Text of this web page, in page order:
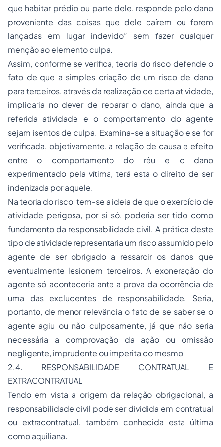
que habitar prédio ou parte dele, responde pelo dano
proveniente das coisas que dele caírem ou forem
lançadas em lugar indevido” sem fazer qualquer
menção ao elemento culpa.
Assim, conforme se verifica, teoria do risco defende o
fato de que a simples criação de um risco de dano
para terceiros, através da realização de certa atividade,
implicaria no dever de reparar o dano, ainda que a
referida atividade e o comportamento do agente
sejam isentos de culpa. Examina-se a situação e se for
verificada, objetivamente, a relação de causa e efeito
entre o comportamento do réu e o dano
experimentado pela vítima, terá esta o direito de ser
indenizada por aquele.
Na teoria do risco, tem-se a ideia de que o exercício de
atividade perigosa, por si só, poderia ser tido como
fundamento da responsabilidade civil. A prática deste
tipo de atividade representaria um risco assumido pelo
agente de ser obrigado a ressarcir os danos que
eventualmente lesionem terceiros. A exoneração do
agente só aconteceria ante a prova da ocorrência de
uma das excludentes de responsabilidade. Seria,
portanto, de menor relevância o fato de se saber se o
agente agiu ou não culposamente, já que não seria
necessária a comprovação da ação ou omissão
negligente, imprudente ou imperita do mesmo.
2.4. RESPONSABILIDADE CONTRATUAL E
EXTRACONTRATUAL
Tendo em vista a origem da relação obrigacional, a
responsabilidade civil pode ser dividida em contratual
ou extracontratual, também conhecida esta última
como aquiliana.